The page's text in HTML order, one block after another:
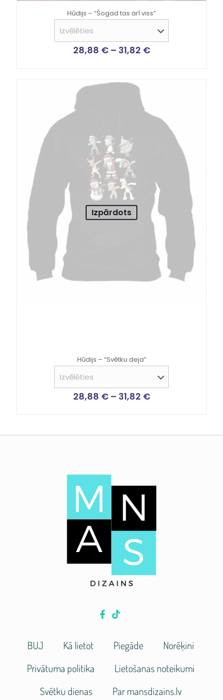
Hūdijs – “Šogad tas arī viss”
28,88 € – 31,82 €
Izpārdots
Hūdijs – “Svētku deja”
28,88 € – 31,82 €
BUJ Kā lietot Piegāde
Norēķini
Privātuma politika
Lietošanas noteikumi
Svētku dienas
Par mansdizains.lv